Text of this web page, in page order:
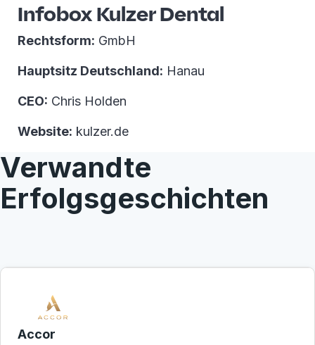
Infobox Kulzer Dental
Rechtsform: GmbH
Hauptsitz Deutschland: Hanau
CEO: Chris Holden
Website: kulzer.de
Verwandte
Erfolgsgeschichten
Accor